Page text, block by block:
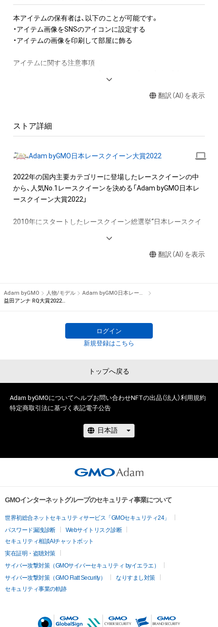
本アイテムの保有者は、以下のことが可能です。
・アイテム画像をSNSのアイコンに設定する
・アイテムの画像を印刷して部屋に飾る
アイテムに関する注意事項
権(著作権、特許権、実用新案権、商標権、意匠権その他の知的財
作権を有する方、著作隣接権の権利者またはその管理委託を受
を保有していたとしても、本アイテムに関する創作物にかかる
・本アイテムの著作権を有する方、著作隣接権の権利者またはそ
の管理委託を受けている者からの事前の同意なしに、上記の「本
アイテムの保有者が有する権利」の範囲を超えた行為、知的財産
ル、リバースエンジニアリングを含みますが、これに限定されま
・本アイテムに関する創作物の利用については、公序良俗や法令
に反する利用またはその恐れのある利用など、作成者が不適切
翻訳（AI）を表示
ストア詳細
Adam byGMO日本レースクイーン大賞2022
2022年の国内主要カテゴリーに登場したレースクイーンの中
から、人気No.1レースクイーンを決める「Adam byGMO日本レ
ースクイーン大賞2022」
2010年にスタートしたレースクイーン総選挙“日本レースクイ
を冠に迎え実施いたします。
リを獲得し、レースクイーン大賞初となる新人部門とレースク
イーン大賞の同一年グランプリ獲得を果たしました。2022年は
ノミネート50名の中からどのレースクイーンが栄冠を掴むので
50ユニットをノミネートしました。
11月5，6日にモビリティリゾートもてぎで開催されるスー
パーGT第8戦で先行特別投票を実施。そして、11月16日よりフ
行い、上位20名がファイナルステージに進出します。
ロン2023のメインステージで開催するAdam byGMO日本レー
スクイーン大賞表彰式で行います。
サーキットで輝く今年の人気No.1レースクイーンはどのレー
スクイーンが選ばれるのか？　アナタの1票をお待ちしていま
す！
翻訳（AI）を表示
Adam byGMO 人物/モデル
Adam byGMO日本レースクイーン大賞2022
益田アンナ RQ大賞2022オリジナルNFTトレカ
ログイン
新規登録はこちら
トップへ戻る
Adam byGMOについてヘルプお問い合わせNFTの出品（法人）利用規約
特定商取引法に基づく表記電子公告
GMOインターネットグループのセキュリティ事業について
世界初総合ネットセキュリティサービス「GMOセキュリティ24」
パスワード漏洩診断
Webサイトリスク診断
セキュリティ相談AIチャットボット
実在証明・盗聴対策
サイバー攻撃対策（GMOサイバーセキュリティ byイエラエ）
サイバー攻撃対策（GMO Flatt Security）
なりすまし対策
セキュリティ事業の軌跡